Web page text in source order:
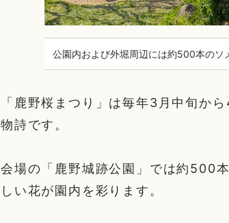
公園内および外堀周辺には約500本のソ
「鹿野桜まつり」は毎年3月中旬か
物詩です。
会場の「鹿野城跡公園」では約500
しい花が園内を彩ります。